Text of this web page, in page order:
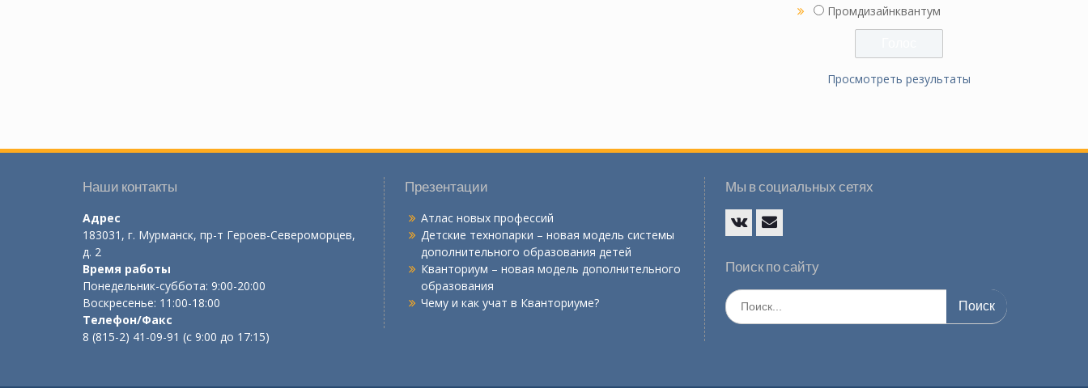
Промдизайнквантум
Просмотреть результаты
Наши контакты
Адрес
183031, г. Мурманск, пр-т Героев-Североморцев,
д. 2
Время работы
Понедельник-суббота: 9:00-20:00
Воскресенье: 11:00-18:00
Телефон/Факс
8 (815-2) 41-09-91 (с 9:00 до 17:15)
Презентации
Атлас новых профессий
Детские технопарки – новая модель системы
дополнительного образования детей
Кванториум – новая модель дополнительного
образования
Чему и как учат в Кванториуме?
Мы в социальных сетях
mail
Поиск по сайту
Искать: